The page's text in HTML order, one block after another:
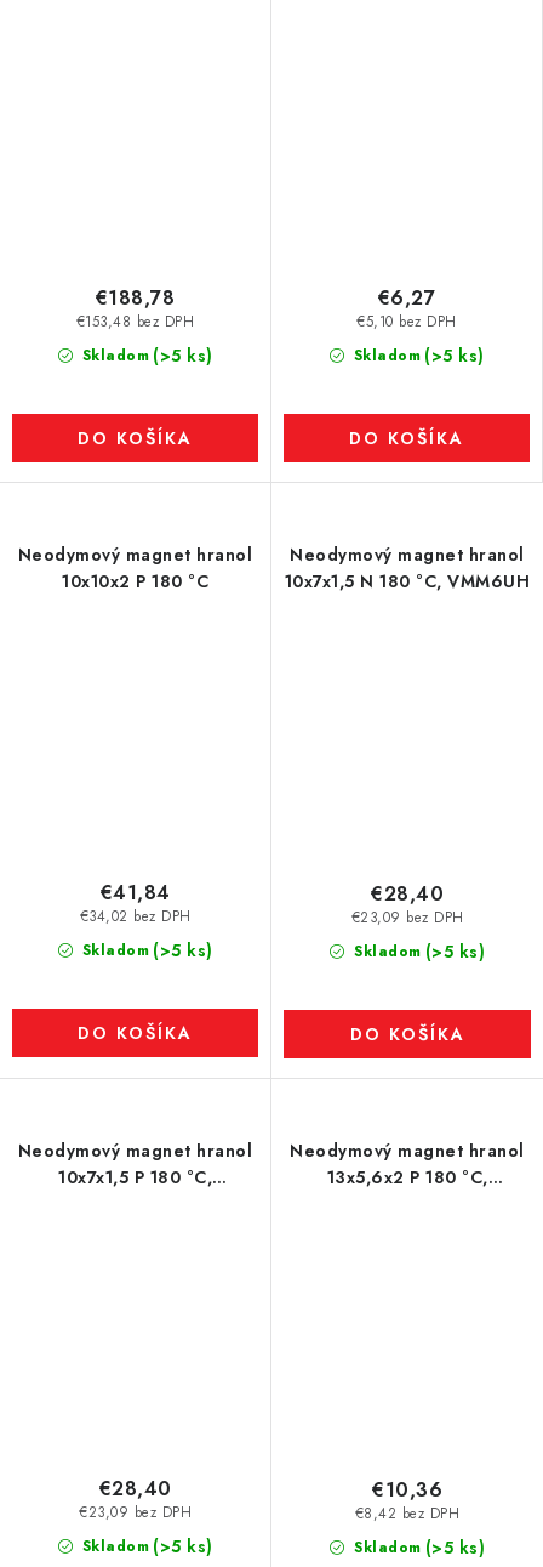
Skladom (>5 ks)
€153,48 bez DPH
€188,78
DO KOŠÍKA
Skladom (>5 ks)
€5,10 bez DPH
€6,27
DO KOŠÍKA
Neodymový magnet hranol
10x10x2 P 180 °C
Skladom (>5 ks)
€34,02 bez DPH
€41,84
DO KOŠÍKA
Neodymový magnet hranol
10x7x1,5 N 180 °C, VMM6UH
Skladom (>5 ks)
€23,09 bez DPH
€28,40
DO KOŠÍKA
Neodymový magnet hranol
10x7x1,5 P 180 °C,
Skladom (>5 ks)
€23,09 bez DPH
€28,40
Neodymový magnet hranol
13x5,6x2 P 180 °C,
Skladom (>5 ks)
€8,42 bez DPH
€10,36